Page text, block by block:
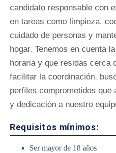
candidato responsable con
en tareas como limpieza,
cuidado de personas y
hogar. Tenemos en cuenta
horaria y que residas cerca
facilitar la coordinación,
perfiles comprometidos que
y dedicación a nuestro
Requisitos mínimos:
Ser mayor de 18 años